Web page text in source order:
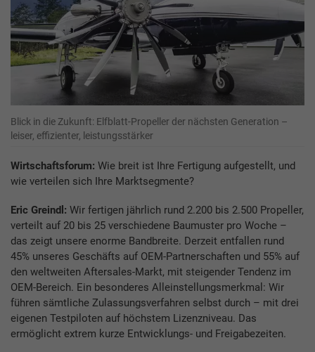
Blick in die Zukunft: Elfblatt-Propeller der nächsten Generation –
leiser, effizienter, leistungsstärker
Wirtschaftsforum: Wie breit ist Ihre Fertigung aufgestellt, und
wie verteilen sich Ihre Marktsegmente?
Eric Greindl: Wir fertigen jährlich rund 2.200 bis 2.500 Propeller,
verteilt auf 20 bis 25 verschiedene Baumuster pro Woche –
das zeigt unsere enorme Bandbreite. Derzeit entfallen rund
45% unseres Geschäfts auf OEM-Partnerschaften und 55% auf
den weltweiten Aftersales-Markt, mit steigender Tendenz im
OEM-Bereich. Ein besonderes Alleinstellungsmerkmal: Wir
führen sämtliche Zulassungsverfahren selbst durch – mit drei
eigenen Testpiloten auf höchstem Lizenzniveau. Das
ermöglicht extrem kurze Entwicklungs- und Freigabezeiten.